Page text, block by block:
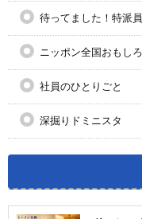
待ってました！特派
ニッポン全国おもし
社員のひとりごと
深掘りドミニスタ